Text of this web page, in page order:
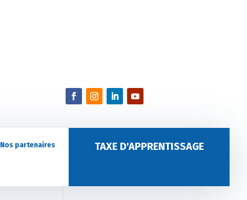
Nos partenaires TAXE D'APPRENTISSAGE